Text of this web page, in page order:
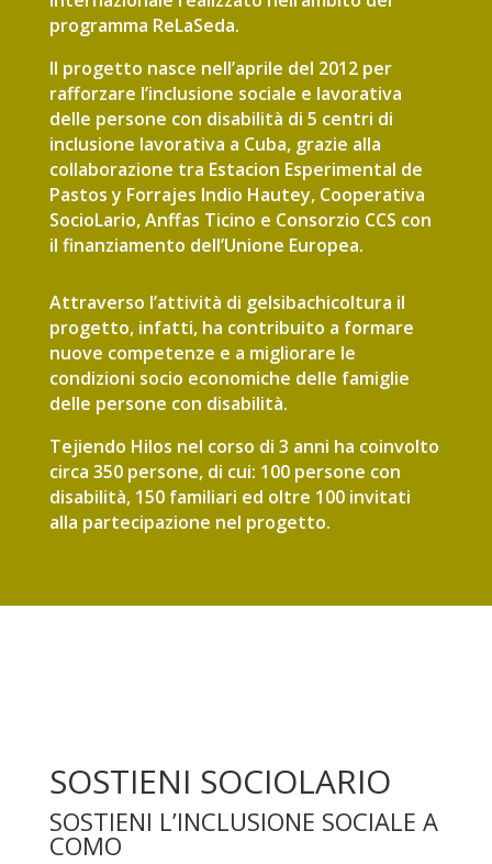
programma ReLaSeda.
Il progetto nasce nell’aprile del 2012 per
rafforzare l’inclusione sociale e lavorativa
delle persone con disabilità di 5 centri di
inclusione lavorativa a Cuba, grazie alla
collaborazione tra Estacion Esperimental de
Pastos y Forrajes Indio Hautey, Cooperativa
SocioLario, Anffas Ticino e Consorzio CCS con
il finanziamento dell’Unione Europea.
Attraverso l’attività di gelsibachicoltura il
progetto, infatti, ha contribuito a formare
nuove competenze e a migliorare le
condizioni socio economiche delle famiglie
delle persone con disabilità.
Tejiendo Hilos nel corso di 3 anni ha coinvolto
circa 350 persone, di cui: 100 persone con
disabilità, 150 familiari ed oltre 100 invitati
alla partecipazione nel progetto.
SOSTIENI SOCIOLARIO
SOSTIENI L’INCLUSIONE SOCIALE A
COMO